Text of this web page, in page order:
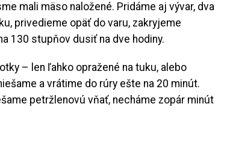
mali mäso naložené. Pridáme aj vývar, dva
privedieme opäť do varu, zakryjeme
130 stupňov dusiť na dve hodiny.
– len ľahko opražené na tuku, alebo
a vrátime do rúry ešte na 20 minút.
petržlenovú vňať, necháme zopár minút